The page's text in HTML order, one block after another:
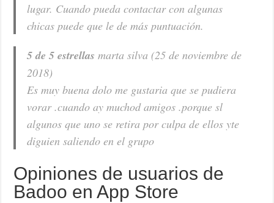
lugar. Cuando pueda contactar con algunas
chicas puede que le de más puntuación.
5 de 5 estrellas marta silva (25 de noviembre de
2018)
Es muy buena dolo me gustaria que se pudiera
vorar .cuando ay muchod amigos .porque sl
algunos que uno se retira por culpa de ellos yte
diguien saliendo en el grupo
Opiniones de usuarios de
Badoo en App Store